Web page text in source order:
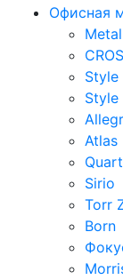
Офисная
Atlas
Sirio
Torr
Born